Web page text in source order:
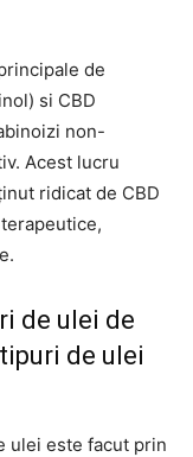
de
si CBD
non-
Acest lucru
ridicat de CBD
de ulei de
de ulei
ulei este facut prin